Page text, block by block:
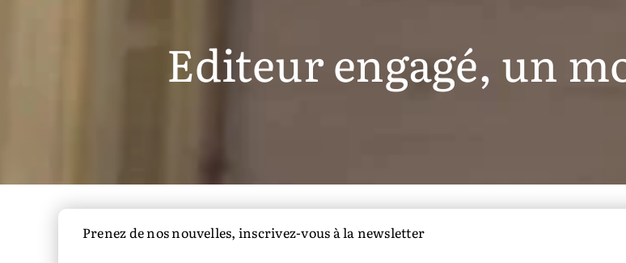
Editeur engagé, un
Prenez de nos nouvelles, inscrivez-vous à la newsletter